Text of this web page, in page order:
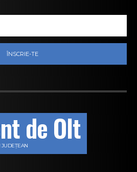
ÎNSCRIE-TE
de Olt
JUDEȚEAN